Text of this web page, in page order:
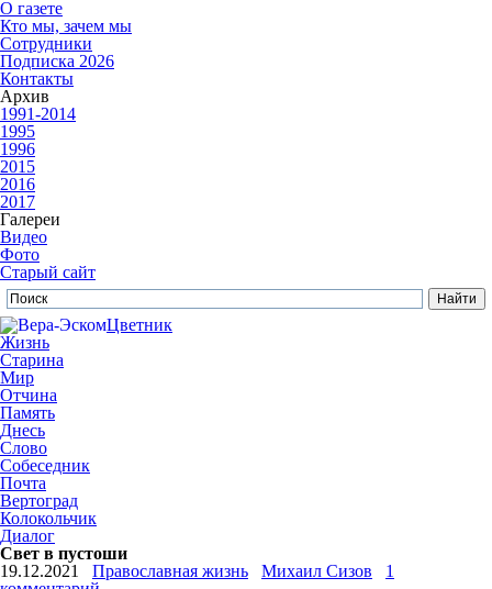
О газете
Кто мы, зачем мы
Сотрудники
Подписка 2026
Контакты
Архив
1991-2014
1995
1996
2015
2016
2017
Галереи
Видео
Фото
Старый сайт
Цветник
Жизнь
Старина
Мир
Отчина
Память
Днесь
Слово
Собеседник
Почта
Вертоград
Колокольчик
Диалог
Свет в пустоши
19.12.2021
Православная жизнь Михаил Сизов
1